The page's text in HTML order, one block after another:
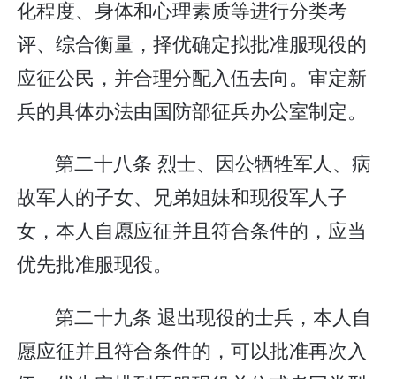
化程度、身体和心理素质等进行分类考
评、综合衡量，择优确定拟批准服现役的
应征公民，并合理分配入伍去向。审定新
兵的具体办法由国防部征兵办公室制定。
第二十八条 烈士、因公牺牲军人、病
故军人的子女、兄弟姐妹和现役军人子
女，本人自愿应征并且符合条件的，应当
优先批准服现役。
第二十九条 退出现役的士兵，本人自
愿应征并且符合条件的，可以批准再次入